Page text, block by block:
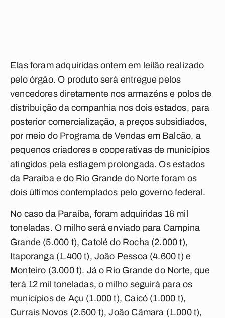
Elas foram adquiridas ontem em leilão realizado
pelo órgão. O produto será entregue pelos
vencedores diretamente nos armazéns e polos de
distribuição da companhia nos dois estados, para
posterior comercialização, a preços subsidiados,
por meio do Programa de Vendas em Balcão, a
pequenos criadores e cooperativas de municípios
atingidos pela estiagem prolongada. Os estados
da Paraíba e do Rio Grande do Norte foram os
dois últimos contemplados pelo governo federal.
No caso da Paraíba, foram adquiridas 16 mil
toneladas. O milho será enviado para Campina
Grande (5.000 t), Catolé do Rocha (2.000 t),
Itaporanga (1.400 t), João Pessoa (4.600 t) e
Monteiro (3.000 t). Já o Rio Grande do Norte, que
terá 12 mil toneladas, o milho seguirá para os
municípios de Açu (1.000 t), Caicó (1.000 t),
Currais Novos (2.500 t), João Câmara (1.000 t),